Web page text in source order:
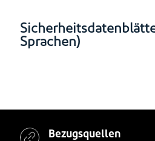
Sprachen)
Bezugsquellen